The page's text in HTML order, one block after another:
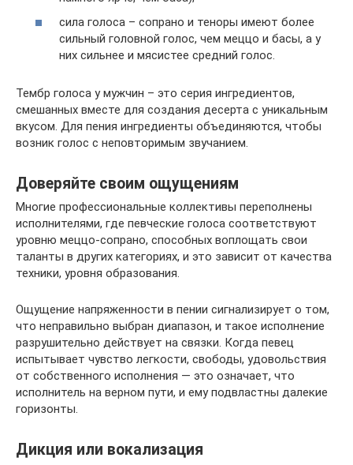
сила голоса – сопрано и теноры имеют более
сильный головной голос, чем меццо и басы, а у
них сильнее и мясистее средний голос.
Тембр голоса у мужчин – это серия ингредиентов,
смешанных вместе для создания десерта с уникальным
вкусом. Для пения ингредиенты объединяются, чтобы
возник голос с неповторимым звучанием.
Доверяйте своим ощущениям
Многие профессиональные коллективы переполнены
исполнителями, где певческие голоса соответствуют
уровню меццо-сопрано, способных воплощать свои
таланты в других категориях, и это зависит от качества
техники, уровня образования.
Ощущение напряженности в пении сигнализирует о том,
что неправильно выбран диапазон, и такое исполнение
разрушительно действует на связки. Когда певец
испытывает чувство легкости, свободы, удовольствия
от собственного исполнения — это означает, что
исполнитель на верном пути, и ему подвластны далекие
горизонты.
Дикция или вокализация